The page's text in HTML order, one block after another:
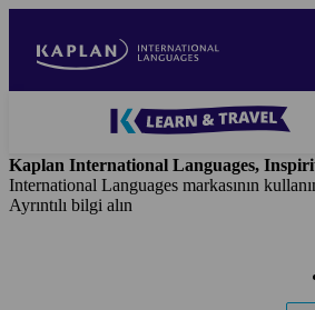
main
Blog
Main
navigation
Kaplan International Languages, Inspirit
International Languages markasının
Ayrıntılı bilgi alın